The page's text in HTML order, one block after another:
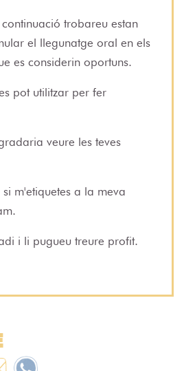
trobareu estan
el llegunatge oral en els
es considerin oportuns.
pot utilitzar per fer
veure les teves
m'etiquetes a la meva
i li pugueu treure profit.